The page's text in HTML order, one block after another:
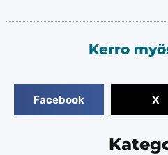
Kerro
Facebook X